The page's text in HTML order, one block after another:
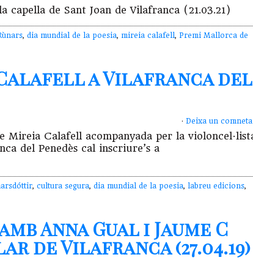
de Sant Joan de Vilafranca (21.03.21)
, dia mundial de la poesia, mireia calafell, Premi Mallorca de
Calafell a Vilafranca del
· Deixa un
Mireia Calafell acompanyada per la
del Penedès cal inscriure’s a
, cultura segura, dia mundial de la poesia, labreu edicions,
amb Anna Gual i Jaume C
de Vilafranca (27.04.19)